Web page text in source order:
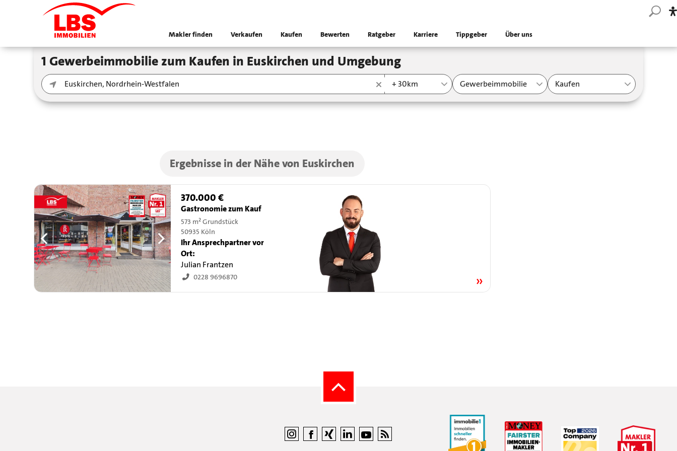
Makler finden Verkaufen Kaufen Bewerten Ratgeber Karriere Tippgeber Über uns
1 Gewerbeimmobilie zum Kaufen in Euskirchen und Umgebung
+ 30km Gewerbeimmobilie Kaufen
Ergebnisse in der Nähe von Euskirchen
370.000 €
Gastronomie zum Kauf
573 m² Grundstück
50935 Köln
Ihr Ansprechpartner vor
Ort:
Julian Frantzen
0228 9696870